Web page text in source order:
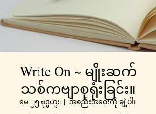
Write On ~ မျိုးဆက်
သစ်ကဗျာစုရုံးခြင်း။
မေ ၂၅ ဗုဒ္ဓဟူး
  |
အစည်းအဝေးကို ချဲ့ပါ။